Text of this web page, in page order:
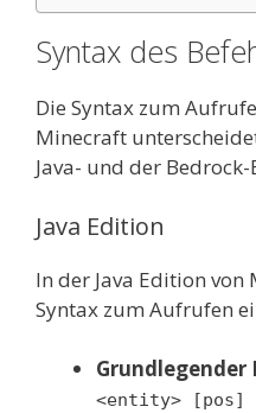
Syntax des
Die Syntax zum
Minecraft
Java- und der
Java Edition
In der Java Edition
Syntax zum Aufrufen
Grundlegender
<entity> [pos]